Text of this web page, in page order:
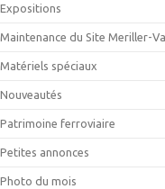
Expositions
Maintenance du Site Meriller-
Matériels spéciaux
Nouveautés
Patrimoine ferroviaire
Petites annonces
Photo du mois